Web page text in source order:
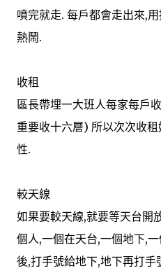
噴完就走. 每戶都會走出來,
熱鬧.
收租
區長帶埋一大班人每家每戶
重要收十六層) 所以次次收
性.
較天線
如果要較天線,就要等天台開
個人,一個在天台,一個地下,
後,打手號給地下,地下再打手